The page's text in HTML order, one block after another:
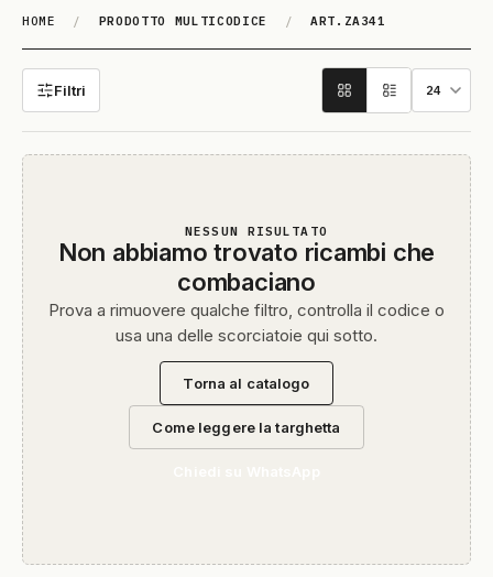
HOME / PRODOTTO MULTICODICE / ART.ZA341
ART.ZA341
Filtri
NESSUN RISULTATO
Non abbiamo trovato ricambi che
combaciano
Prova a rimuovere qualche filtro, controlla il codice o
usa una delle scorciatoie qui sotto.
Torna al catalogo
Come leggere la targhetta